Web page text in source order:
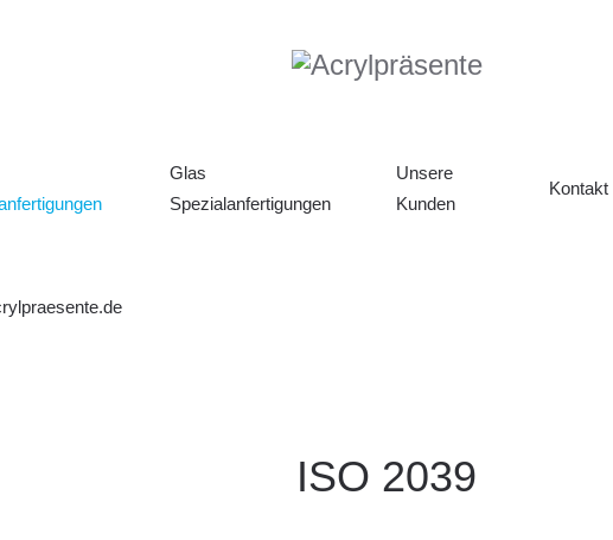
Glas
Spezialanfertigungen
Unsere
Kunden
Kontakt
ISO 2039